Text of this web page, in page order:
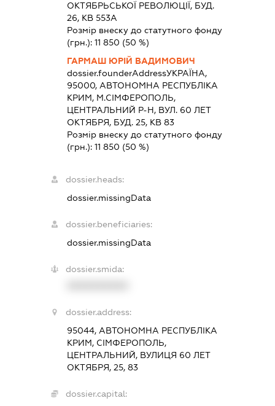
ОКТЯБРЬСЬКОЇ РЕВОЛЮЦІЇ, БУД.
26, КВ 553А
Розмір внеску до статутного фонду
(грн.):11 850 (50 %)
ГАРМАШ ЮРІЙ ВАДИМОВИЧ
dossier.founderAddressУКРАЇНА,
95000, АВТОНОМНА РЕСПУБЛІКА
КРИМ, М.СІМФЕРОПОЛЬ,
ЦЕНТРАЛЬНИЙ Р-Н, ВУЛ. 60 ЛЕТ
ОКТЯБРЯ, БУД. 25, КВ 83
Розмір внеску до статутного фонду
(грн.):11 850 (50 %)
dossier.heads:
dossier.missingData
dossier.beneficiaries:
dossier.missingData
dossier.smida:
dossier.address:
95044, АВТОНОМНА РЕСПУБЛІКА
КРИМ, СІМФЕРОПОЛЬ,
ЦЕНТРАЛЬНИЙ, ВУЛИЦЯ 60 ЛЕТ
ОКТЯБРЯ, 25, 83
dossier.capital: